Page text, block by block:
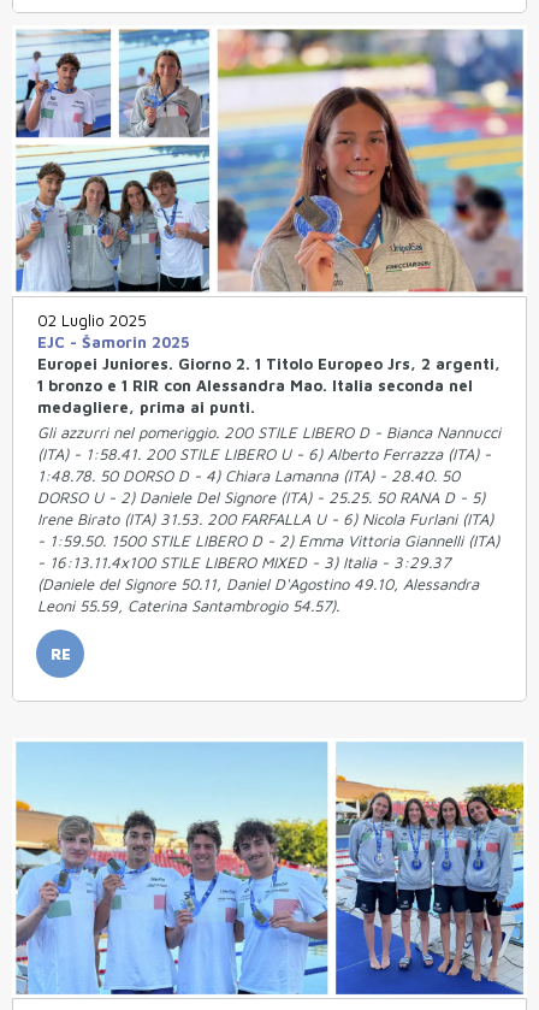
02 Luglio 2025
EJC - Šamorin 2025
Europei Juniores. Giorno 2. 1 Titolo Europeo Jrs, 2 argenti,
1 bronzo e 1 RIR con Alessandra Mao. Italia seconda nel
medagliere, prima ai punti.
Gli azzurri nel pomeriggio. 200 STILE LIBERO D - Bianca Nannucci
(ITA) - 1:58.41. 200 STILE LIBERO U - 6) Alberto Ferrazza (ITA) -
1:48.78. 50 DORSO D - 4) Chiara Lamanna (ITA) - 28.40. 50
DORSO U - 2) Daniele Del Signore (ITA) - 25.25. 50 RANA D - 5)
Irene Birato (ITA) 31.53. 200 FARFALLA U - 6) Nicola Furlani (ITA)
- 1:59.50. 1500 STILE LIBERO D - 2) Emma Vittoria Giannelli (ITA)
- 16:13.11.4x100 STILE LIBERO MIXED - 3) Italia - 3:29.37
(Daniele del Signore 50.11, Daniel D'Agostino 49.10, Alessandra
Leoni 55.59, Caterina Santambrogio 54.57).
RE